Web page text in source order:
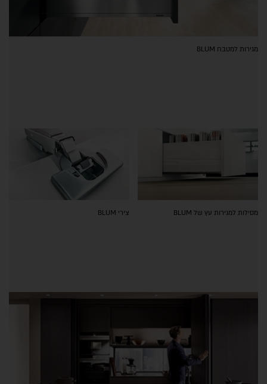
מגירות למטבח BLUM
מסילות למגירות עץ של BLUM צירי BLUM